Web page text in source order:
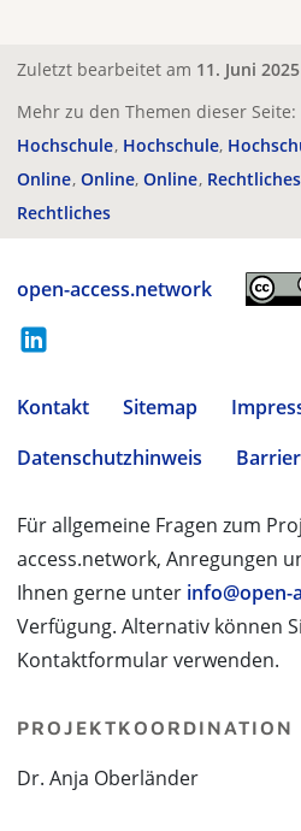
Zuletzt bearbeitet am 11. Juni 2025
Mehr zu den Themen dieser Seite:
Hochschule Hochschule
Online Online Online
Rechtliches
open-access.network
Kontakt Sitemap
Datenschutzhinweis
Für allgemeine Fragen zum
access.network, Anregungen
Ihnen gerne unter info@open-
Verfügung. Alternativ können
Kontaktformular verwenden.
PROJEKTKOORDINATION
Dr. Anja Oberländer